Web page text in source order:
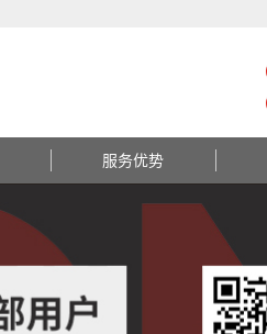
服务优势